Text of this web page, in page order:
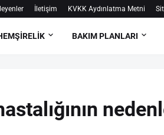
İletişim KVKK Aydınlatma Metni
BAKIM PLANLARI